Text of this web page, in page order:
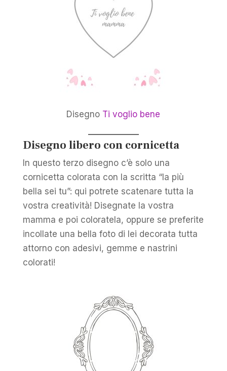
Disegno Ti voglio bene
Disegno libero con cornicetta
In questo terzo disegno c’è solo una
cornicetta colorata con la scritta “la più
bella sei tu”: qui potrete scatenare tutta la
vostra creatività! Disegnate la vostra
mamma e poi coloratela, oppure se preferite
incollate una bella foto di lei decorata tutta
attorno con adesivi, gemme e nastrini
colorati!